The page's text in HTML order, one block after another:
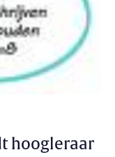
hoogleraar